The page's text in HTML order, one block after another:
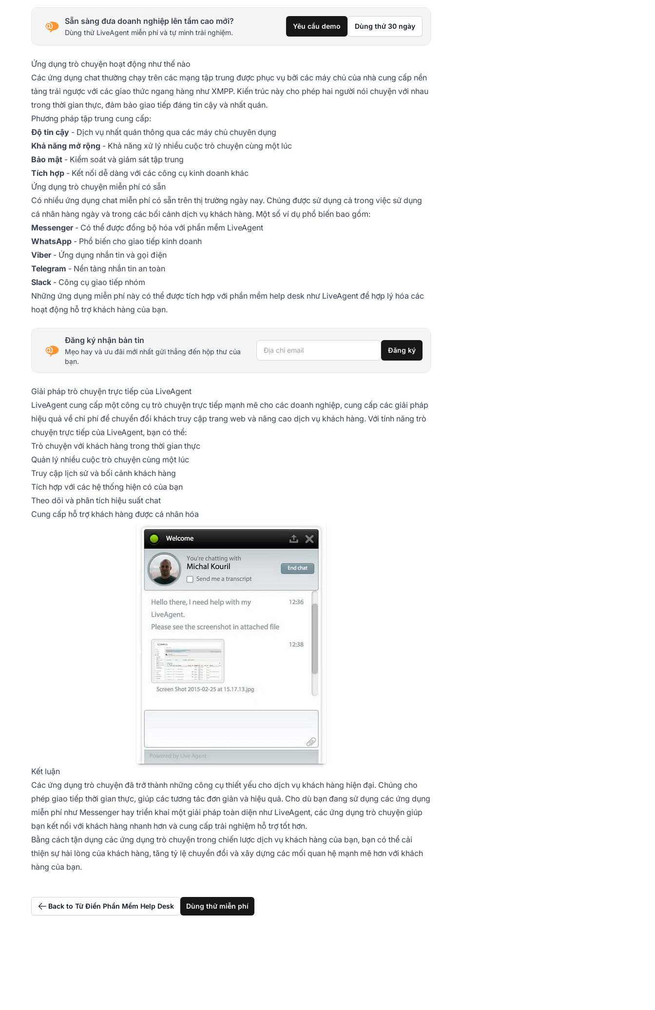
Sẵn sàng đưa doanh nghiệp lên tầm cao mới?
Dùng thử LiveAgent miễn phí và tự mình trải nghiệm.
Yêu cầu demo Dùng thử 30 ngày
Ứng dụng trò chuyện hoạt động như thế nào
Các ứng dụng chat thường chạy trên các mạng tập trung được phục vụ bởi các máy chủ của nhà cung cấp nền
tảng trái ngược với các giao thức ngang hàng như XMPP. Kiến trúc này cho phép hai người nói chuyện với nhau
trong thời gian thực, đảm bảo giao tiếp đáng tin cậy và nhất quán.
Phương pháp tập trung cung cấp:
Độ tin cậy - Dịch vụ nhất quán thông qua các máy chủ chuyên dụng
Khả năng mở rộng - Khả năng xử lý nhiều cuộc trò chuyện cùng một lúc
Bảo mật - Kiểm soát và giám sát tập trung
Tích hợp - Kết nối dễ dàng với các công cụ kinh doanh khác
Ứng dụng trò chuyện miễn phí có sẵn
Có nhiều ứng dụng chat miễn phí có sẵn trên thị trường ngày nay. Chúng được sử dụng cả trong việc sử dụng
cá nhân hàng ngày và trong các bối cảnh dịch vụ khách hàng. Một số ví dụ phổ biến bao gồm:
Messenger- Có thể được đồng bộ hóa với phần mềm LiveAgent
WhatsApp - Phổ biến cho giao tiếp kinh doanh
Viber- Ứng dụng nhắn tin và gọi điện
Telegram - Nền tảng nhắn tin an toàn
Slack - Công cụ giao tiếp nhóm
Những ứng dụng miễn phí này có thể được tích hợp với phần mềm help desk như LiveAgent để hợp lý hóa các
hoạt động hỗ trợ khách hàng của bạn.
Đăng ký nhận bản tin
Mẹo hay và ưu đãi mới nhất gửi thẳng đến hộp thư của
bạn.
Địa chỉ email Đăng ký
Giải pháp trò chuyện trực tiếp của LiveAgent
LiveAgent cung cấp một công cụ trò chuyện trực tiếp mạnh mẽ cho các doanh nghiệp, cung cấp các giải pháp
hiệu quả về chi phí để chuyển đổi khách truy cập trang web và nâng cao dịch vụ khách hàng. Với tính năng trò
chuyện trực tiếp của LiveAgent, bạn có thể:
Trò chuyện với khách hàng trong thời gian thực
Quản lý nhiều cuộc trò chuyện cùng một lúc
Truy cập lịch sử và bối cảnh khách hàng
Tích hợp với các hệ thống hiện có của bạn
Theo dõi và phân tích hiệu suất chat
Cung cấp hỗ trợ khách hàng được cá nhân hóa
Kết luận
Các ứng dụng trò chuyện đã trở thành những công cụ thiết yếu cho dịch vụ khách hàng hiện đại. Chúng cho
phép giao tiếp thời gian thực, giúp các tương tác đơn giản và hiệu quả. Cho dù bạn đang sử dụng các ứng dụng
miễn phí như Messenger hay triển khai một giải pháp toàn diện như LiveAgent, các ứng dụng trò chuyện giúp
bạn kết nối với khách hàng nhanh hơn và cung cấp trải nghiệm hỗ trợ tốt hơn.
Bằng cách tận dụng các ứng dụng trò chuyện trong chiến lược dịch vụ khách hàng của bạn, bạn có thể cải
thiện sự hài lòng của khách hàng, tăng tỷ lệ chuyển đổi và xây dựng các mối quan hệ mạnh mẽ hơn với khách
hàng của bạn.
Back to Từ Điển Phần Mềm Help Desk Dùng thử miễn phí